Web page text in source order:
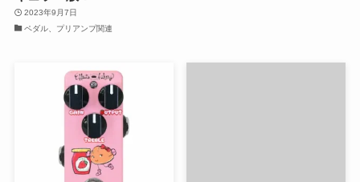
2023年9月7日
ペダル、プリアンプ関連